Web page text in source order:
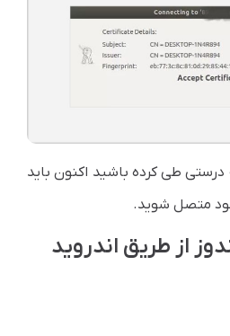
درستی طی کرده باشید اکنون باید
متصل شوید.